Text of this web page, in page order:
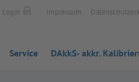
Login Impressum
Service DAkkS- akkr.